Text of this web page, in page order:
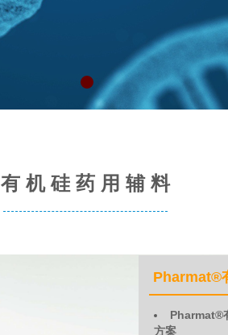
有 机 硅 药 用 辅 料
Pharmat®
Pharmat®
方案